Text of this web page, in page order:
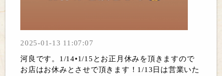
2025-01-13 11:07:07
河良です。1/14•1/15とお正月休みを頂きますので
お店はお休みとさせで頂きます！1/13日は営業いた